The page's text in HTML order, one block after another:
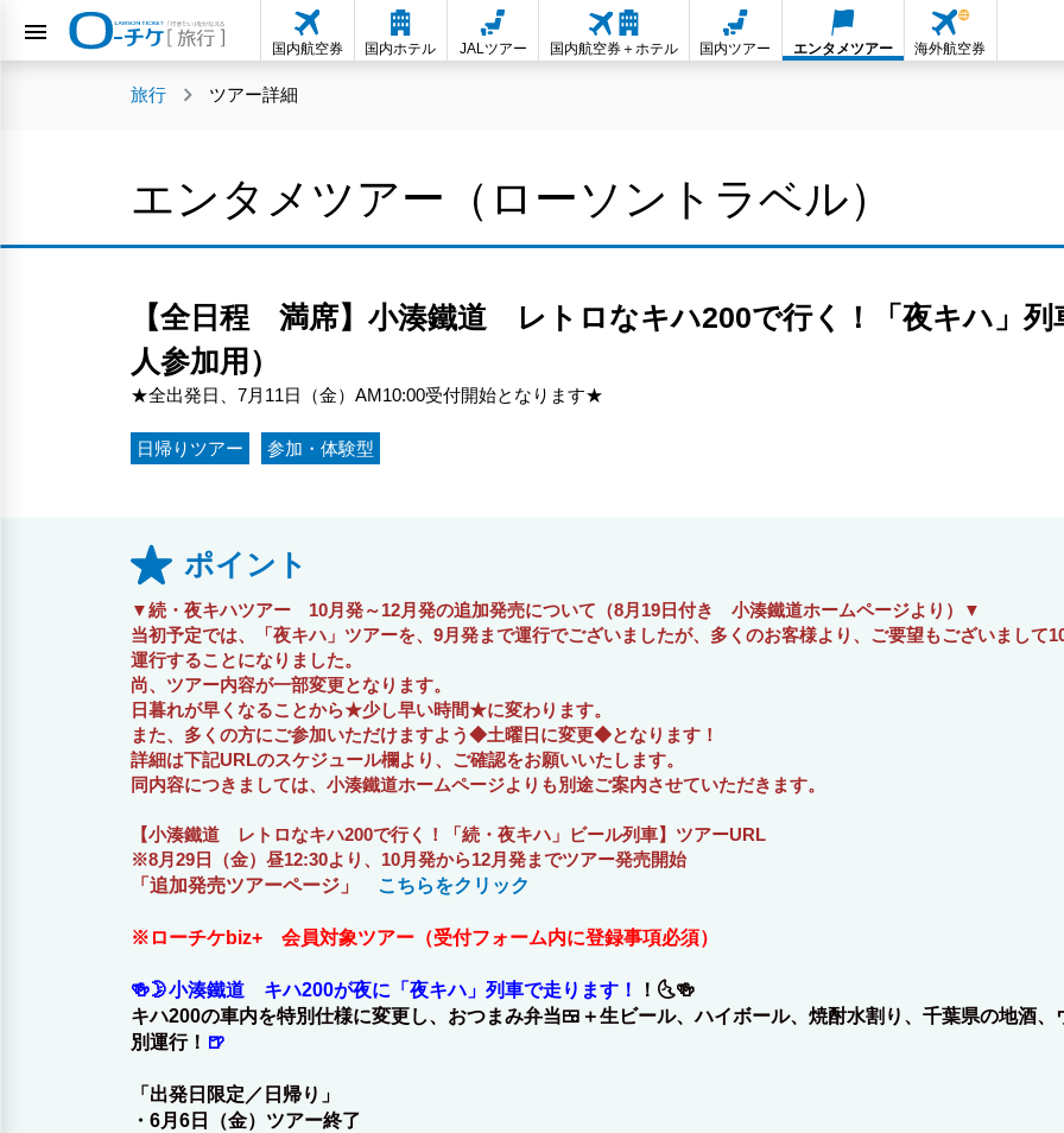
国内航空券 国内ホテル JALツアー 国内航空券＋ホテル 国内ツアー エンタメツアー 海外航空券
旅行 ツアー詳細
エンタメツアー（ローソントラベル）
【全日程 満席】小湊鐵道 レトロなキハ200で行く！「夜キハ」列
人参加用）
★全出発日、7月11日（金）AM10:00受付開始となります★
日帰りツアー 参加・体験型
ポイント
▼続・夜キハツアー 10月発～12月発の追加発売について（8月19日付き 小湊鐵道ホームページより）▼
当初予定では、「夜キハ」ツアーを、9月発まで運行でございましたが、多くのお客様より、ご要望もございまして
運行することになりました。
尚、ツアー内容が一部変更となります。
日暮れが早くなることから★少し早い時間★に変わります。
また、多くの方にご参加いただけますよう◆土曜日に変更◆となります！
詳細は下記URLのスケジュール欄より、ご確認をお願いいたします。
同内容につきましては、小湊鐵道ホームページよりも別途ご案内させていただきます。
【小湊鐵道 レトロなキハ200で行く！「続・夜キハ」ビール列車】ツアーURL
※8月29日（金）昼12:30より、10月発から12月発までツアー発売開始
「追加発売ツアーページ」 こちらをクリック
※ローチケbiz+ 会員対象ツアー（受付フォーム内に登録事項必須）
🍻🌛小湊鐵道 キハ200が夜に「夜キハ」列車で走ります！
！🌜🍻
キハ200の車内を特別仕様に変更し、おつまみ弁当🍱＋生ビール、ハイボール、焼酎水割り、千葉県の地酒
別運行！ 🍺
「出発日限定／日帰り」
・6月6日（金）ツアー終了